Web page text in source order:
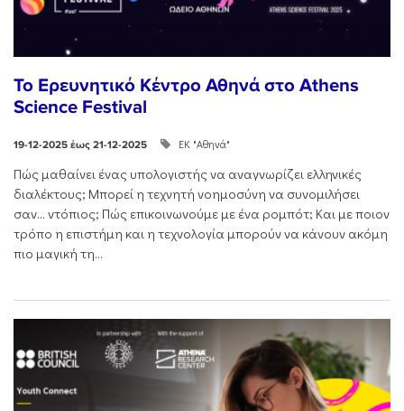
Το Ερευνητικό Κέντρο Αθηνά στο Athens
Science Festival
19-12-2025 έως 21-12-2025 ΕΚ "Αθηνά"
Πώς μαθαίνει ένας υπολογιστής να αναγνωρίζει ελληνικές
διαλέκτους; Μπορεί η τεχνητή νοημοσύνη να συνομιλήσει
σαν… ντόπιος; Πώς επικοινωνούμε με ένα ρομπότ; Και με ποιον
τρόπο η επιστήμη και η τεχνολογία μπορούν να κάνουν ακόμη
πιο μαγική τη...